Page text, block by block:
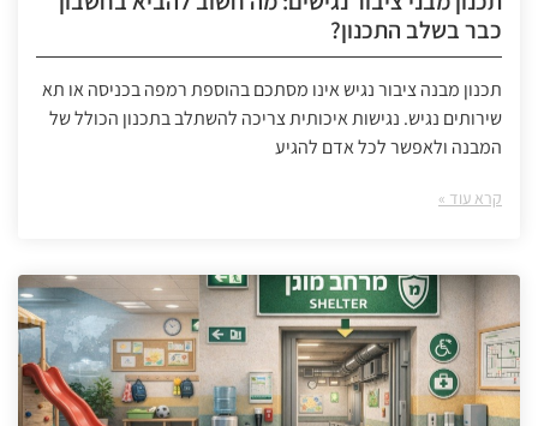
כבר בשלב התכנון?
תכנון מבנה ציבור נגיש אינו מסתכם בהוספת רמפה בכניסה או תא
שירותים נגיש. נגישות איכותית צריכה להשתלב בתכנון הכולל של
המבנה ולאפשר לכל אדם להגיע
קרא עוד »